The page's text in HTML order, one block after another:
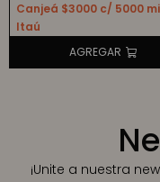
Canjeá $3000 c/ 5000
Itaú
¡Unite a nuestra